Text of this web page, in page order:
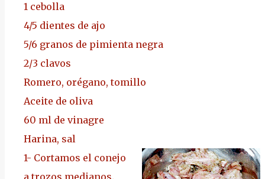
1 cebolla
4/5 dientes de ajo
5/6 granos de pimienta negra
2/3 clavos
Romero, orégano, tomillo
Aceite de oliva
60 ml de vinagre
Harina, sal
1- Cortamos el conejo